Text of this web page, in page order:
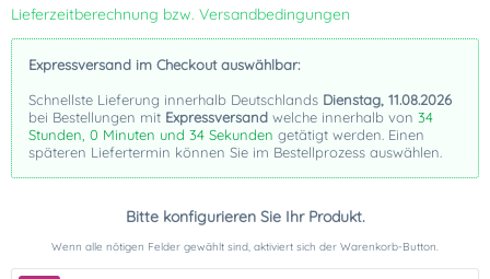
Lieferzeitberechnung bzw. Versandbedingungen
Expressversand im Checkout auswählbar:
Schnellste Lieferung innerhalb Deutschlands Dienstag, 11.08.2026
bei Bestellungen mit Expressversand welche innerhalb von 34
Stunden, 0 Minuten und 33 Sekunden getätigt werden. Einen
späteren Liefertermin können Sie im Bestellprozess auswählen.
Bitte konfigurieren Sie Ihr Produkt.
Wenn alle nötigen Felder gewählt sind, aktiviert sich der Warenkorb-Button.